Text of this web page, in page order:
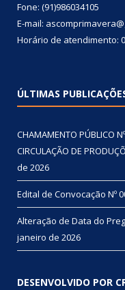
Fone: (91)986034105
E-mail:
Horário de atendimento:
ÚLTIMAS
CHAMAMENTO PÚBLICO
CIRCULAÇÃO DE
de 2026
Edital de Convocação Nº
Alteração de Data do
janeiro de 2026
DESENVOLVIDO POR